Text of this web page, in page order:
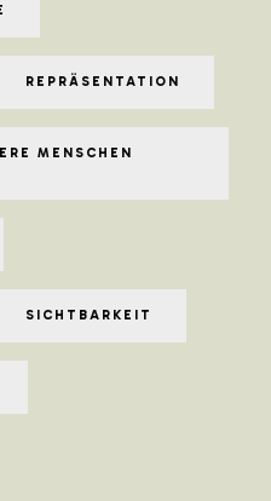
REPRÄSENTATION
MENSCHEN
SICHTBARKEIT